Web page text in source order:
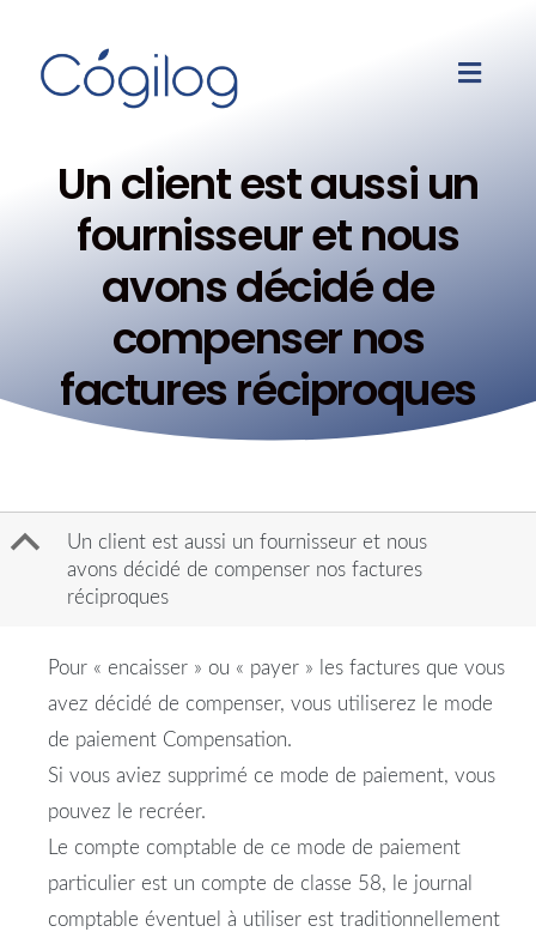
Un client est aussi un
fournisseur et nous
avons décidé de
compenser nos
factures réciproques
B
Un client est aussi un fournisseur et nous
avons décidé de compenser nos factures
réciproques
Pour « encaisser » ou « payer » les factures que vous
avez décidé de compenser, vous utiliserez le mode
de paiement Compensation.
Si vous aviez supprimé ce mode de paiement, vous
pouvez le recréer.
Le compte comptable de ce mode de paiement
particulier est un compte de classe 58, le journal
comptable éventuel à utiliser est traditionnellement